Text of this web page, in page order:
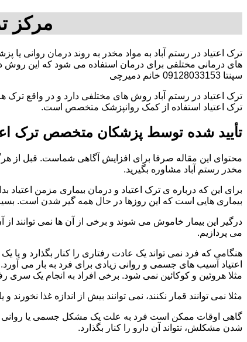
مرکز
ترک اعتیاد در رستم آباد به مواد مخدر به روند درمان روانی یا
های درمانی مختلفی برای درمان استفاده می شود که این روش
سپنتا 09128033153 خانم دمیرچی
ترک اعتیاد در رستم آباد روش های مختلفی دارد و در واقع
ترک اعتیاد استفاده از کمک روانپزشک متخصص است.
تأیید شده توسط پزشکان متخصص ترک
محتوای این مقاله صرفا برای افزایش آگاهی شماست. قبل از
مخدر رستم آباد مشاوره بگیرید.
برای این که درباره ی ترک اعتیاد و درمان بیماری مزمن اعتیاد
بیماری هایی است که این روزها در حال همه گیر شدن است.
درگیر این بیمار خاموش می شوند و برخی از آن ها نمی توانند
می پردازیم.
هنگامی که فرد نمی تواند یک عادت رفتاری را کنار بگذارد و
اعتیاد آسیب های جسمی و روانی زیادی برای فرد به بار می
مثلا هروئین و کوکائین نمی شود. برخی افراد به انجام یک سری
مثلا نمی توانند قمار نکنند، نمی توانند بیش از اندازه غذا نخورند
گاهی اوقات ممکن است فرد به علت یک مشکل جسمی یا روانی
شدن مشکلش، نتواند آن دارو را کنار بگذارد.